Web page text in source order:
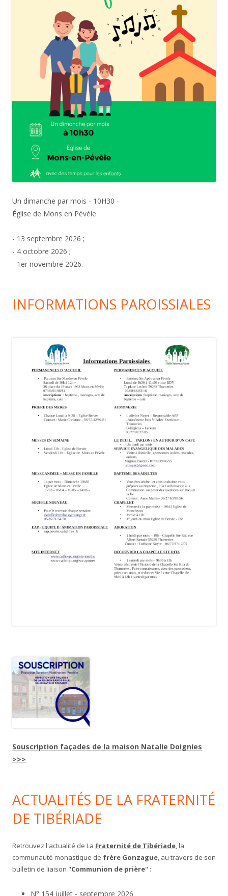
Un dimanche par mois - 10H30 -
Église de Mons en Pévèle
- 13 septembre 2026 ;
- 4 octobre 2026 ;
- 1er novembre 2026.
INFORMATIONS PAROISSIALES
Souscription façades de la maison Natalie Doignies
>>>
ACTUALITÉS DE LA FRATERNITÉ
DE TIBÉRIADE
Retrouvez l'actualité de La Fraternité de Tibériade , la
communauté monastique de frère Gonzague , au travers de son
bulletin de liaison "Communion de prière" :
N° 154 juillet - septembre 2026